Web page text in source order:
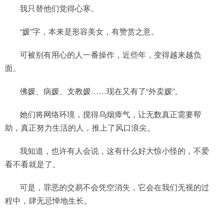
我只替他们觉得心寒。
“媛”字，本来是形容美女，有赞赏之意。
可被别有用心的人一番操作，近些年，变得越来越负
面。
佛媛、病媛、支教媛……现在又有了“外卖媛”。
她们将网络环境，搅得乌烟瘴气，让无数真正需要帮
助，真正努力生活的人，推上了风口浪尖。
我知道，也许有人会说，这有什么好大惊小怪的，不爱
看不看就是了。
可是，罪恶的交易不会凭空消失，它会在我们无视的过
程中，肆无忌惮地生长。